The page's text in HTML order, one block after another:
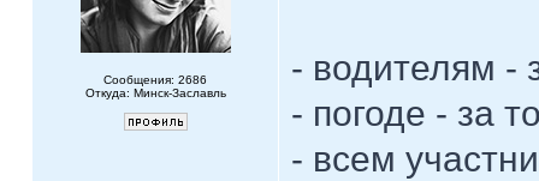
Сообщения: 2686
Откуда: Минск-Заславль
- водителям -
- погоде - за
- всем